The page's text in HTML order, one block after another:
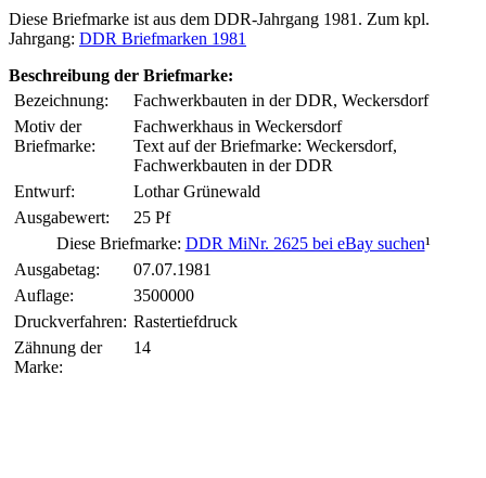
Diese Briefmarke ist aus dem DDR-Jahrgang 1981. Zum kpl.
Jahrgang: DDR Briefmarken 1981
Beschreibung der Briefmarke:
Bezeichnung:
Fachwerkbauten in der DDR, Weckersdorf
Motiv der
Briefmarke:
Fachwerkhaus in Weckersdorf
Text auf der Briefmarke: Weckersdorf,
Fachwerkbauten in der DDR
Entwurf:
Lothar Grünewald
Ausgabewert:
25 Pf
Diese Briefmarke: DDR MiNr. 2625 bei eBay suchen¹
Ausgabetag:
07.07.1981
Auflage:
3500000
Druckverfahren: Rastertiefdruck
Zähnung der
Marke:
14